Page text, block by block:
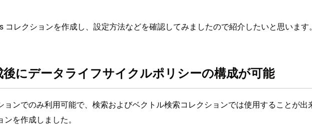
レクションを作成し、設定方法などを確認してみましたので紹介したいと思います。
にデータライフサイクルポリシーの構成が可能
ンでのみ利用可能で、検索およびベクトル検索コレクションでは使用することが出
を作成しました。